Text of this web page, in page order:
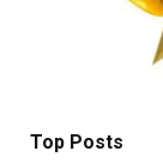
Top Posts